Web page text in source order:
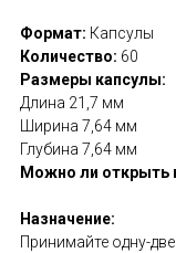
Формат: Капсулы
Количество: 60
Размеры капсулы:
Длина 21,7 мм
Ширина 7,64 мм
Глубина 7,64 мм
Можно ли открыть
Назначение:
Принимайте одну-